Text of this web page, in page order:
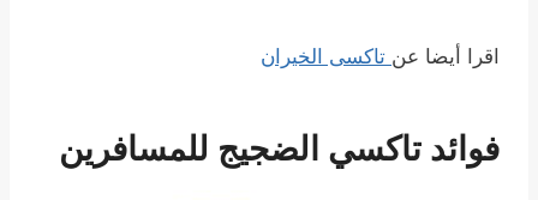
اقرا أيضا عن تاكسى الخيران
فوائد تاكسي الضجيج للمسافرين